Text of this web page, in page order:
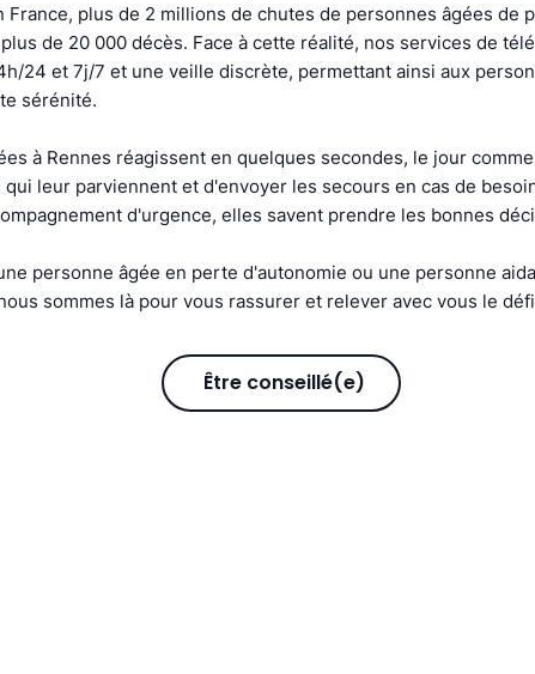
France, plus de 2 millions de chutes de personnes âgées de
de 20 000 décès. Face à cette réalité, nos services de
24 et 7j/7 et une veille discrète, permettant ainsi aux
sérénité.​
à Rennes réagissent en quelques secondes, le jour
leur parviennent et d'envoyer les secours en cas de
d'urgence, elles savent prendre les bonnes
personne âgée en perte d'autonomie ou une personne
sommes là pour vous rassurer et relever avec vous le
Être conseillé(e)